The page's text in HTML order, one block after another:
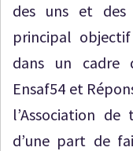
des uns et des
principal
dans un cadre
Ensaf54 et
l’Association de
d’une part de